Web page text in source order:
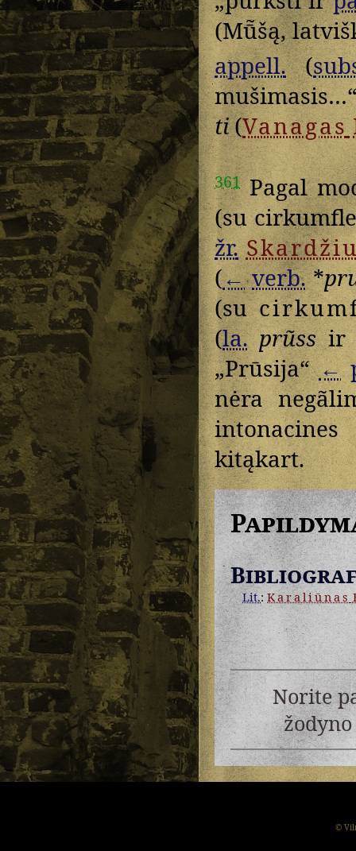
(Mū̃šą,
appell.(
ti(Vanagas
361Pagal
(su
žr.
(← verb.*
(su
(la. prũss
„Prūsija“←
nėra
kitąkart.
Lit.:Karaliūnas
Norite
©